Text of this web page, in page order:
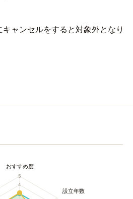
ャンセルをすると対象外となり